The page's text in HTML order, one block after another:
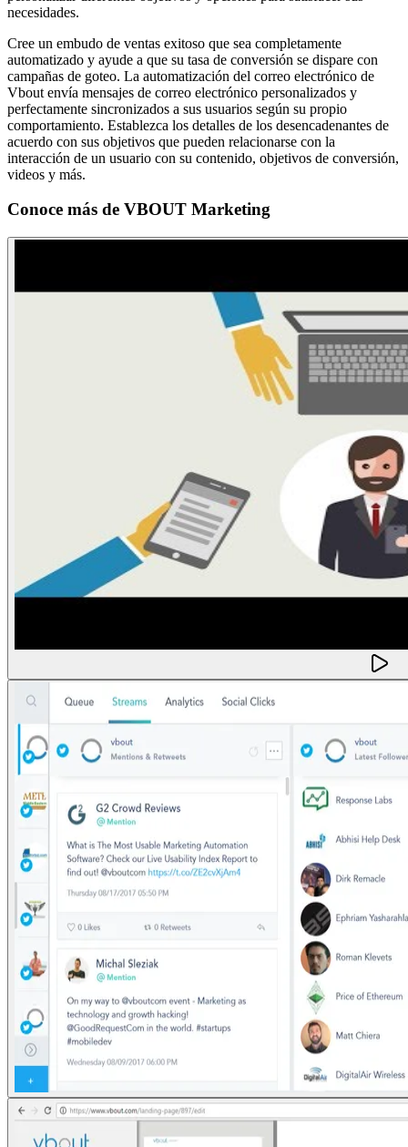
necesidades.
Cree un embudo de ventas exitoso que sea completamente
automatizado y ayude a que su tasa de conversión se dispare con
campañas de goteo. La automatización del correo electrónico de
Vbout envía mensajes de correo electrónico personalizados y
perfectamente sincronizados a sus usuarios según su propio
comportamiento. Establezca los detalles de los desencadenantes de
acuerdo con sus objetivos que pueden relacionarse con la
interacción de un usuario con su contenido, objetivos de conversión,
videos y más.
Conoce más de VBOUT Marketing